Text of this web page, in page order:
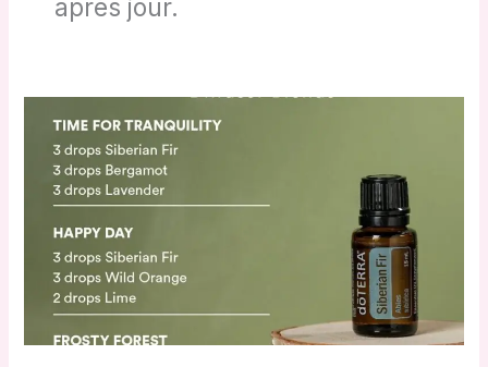
après jour.
essentielle
sapin
sibérie
bienfaits
utilisations
pour